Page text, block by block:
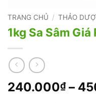
TRANG CHỦ / THẢO
1kg Sa Sâm Giá
240.000₫ –